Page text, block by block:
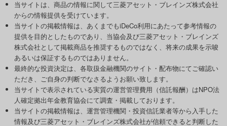
当サイトは、商品の情報に関して三菱アセット・ブレインズ株式会社
からの情報提供を受けています。
当サイトの掲載情報は、あくまでもiDeCo利用にあたって参考情報の
提供を目的としたものであり、当協会及び三菱アセット・ブレインズ
株式会社として掲載商品を推奨するものではなく、将来の成果を示唆
あるいは保証するものではありません。
最終的な投資決定は、各取扱金融機関のサイト・配布物にてご確認い
ただき、ご自身の判断でなさるようお願い致します。
当サイトで表示されている実質の運営管理費用（信託報酬）はNPO法
人確定拠出年金教育協会にて調査・掲載しております。
当サイトの掲載情報は、運営管理機関・投資信託業者等から入手した
情報及び三菱アセット・ブレインズ株式会社が信頼できると判断した